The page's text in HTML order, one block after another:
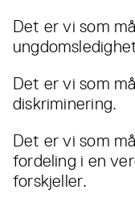
Det er vi som
Det er vi som
diskriminering.
Det er vi som
fordeling i en
forskjeller.